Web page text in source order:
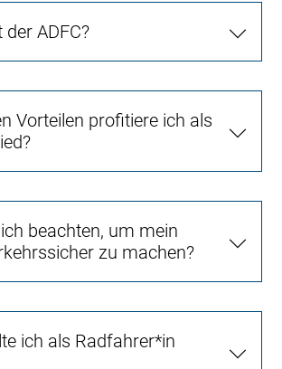
ADFC?
Vorteilen profitiere ich als
beachten, um mein
zu machen?
ich als Radfahrer*in